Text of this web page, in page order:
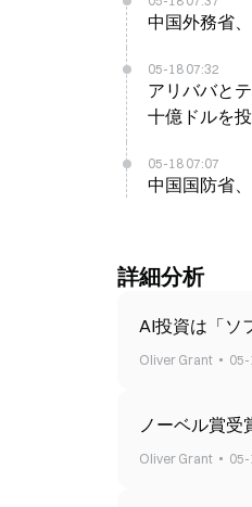
中国外務省
05-18 07:32
アリババと
十億ドルを
05-18 07:07
中国国防省
詳細分析
AI投資は「ソ
Oliver Grant 05-
ノーベル賞受
Oliver Grant 05-